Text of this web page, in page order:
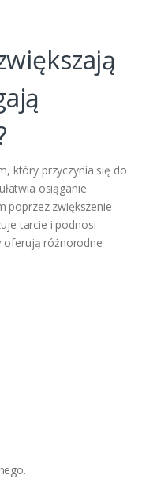
który przyczynia się do
osiąganie
poprzez zwiększenie
tarcie i podnosi
oferują różnorodne